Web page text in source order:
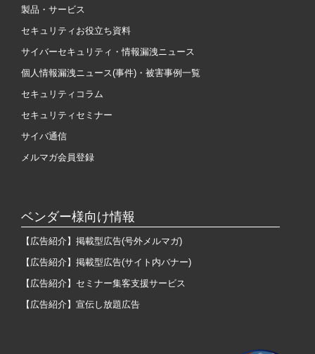
製品・サービス
セキュリティお役立ち資料
サイバーセキュリティ・情報漏洩ニュース
個人情報漏洩ニュース(事件)・被害事例一覧
セキュリティコラム
セキュリティセミナー
サイバ通信
メルマガ会員登録
ベンダー様向け情報
【広告紹介】掲載型広告(号外メルマガ)
【広告紹介】掲載型広告(サイト内バナー)
【広告紹介】セミナー集客支援サービス
【広告紹介】宣伝し放題広告